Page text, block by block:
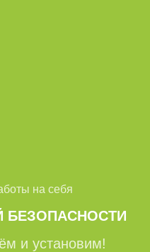
на себя
БЕЗОПАСНОСТИ
и установим!